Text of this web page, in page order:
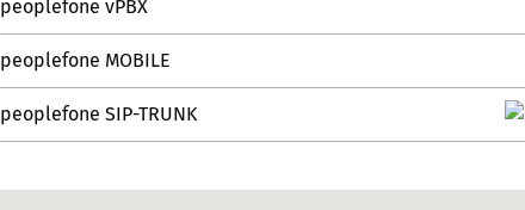
peoplefone vPBX
peoplefone MOBILE
peoplefone SIP-TRUNK